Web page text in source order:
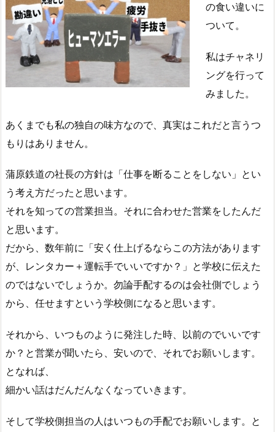
の食い違いに
ついて。
私はチャネリ
ングを行って
みました。
あくまでも私の独自の味方なので、真実はこれだと言うつ
もりはありません。
蒲原鉄道の社長の方針は「仕事を断ることをしない」とい
う考え方だったと思います。
それを知っての営業担当。それに合わせた営業をしたんだ
と思います。
だから、数年前に「安く仕上げるならこの方法があります
が、レンタカー＋運転手でいいですか？」と学校に伝えた
のではないでしょうか。勿論手配するのは会社側でしょう
から、任せますという学校側になると思います。
それから、いつものように発注した時、以前のでいいです
か？と営業が聞いたら、安いので、それでお願いします。
となれば、
細かい話はだんだんなくなっていきます。
そして学校側担当の人はいつもの手配でお願いします。と